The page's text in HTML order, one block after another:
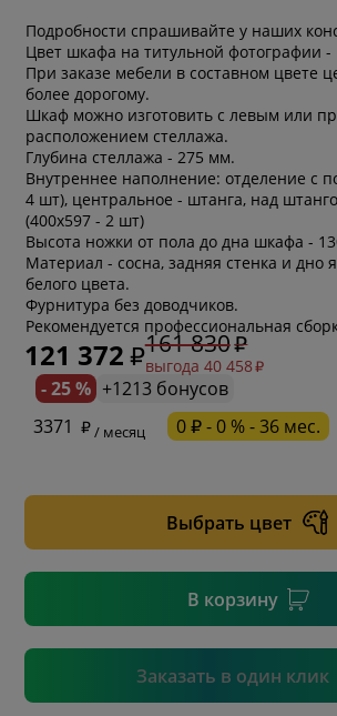
Подробности спрашивайте у наших
Цвет шкафа на титульной фотографии -
При заказе мебели в составном цвете
более дорогому.
Шкаф можно изготовить с левым или
расположением стеллажа.
Глубина стеллажа - 275 мм.
Внутреннее наполнение: отделение с
4 шт), центральное - штанга, над
(400х597 - 2 шт)
Высота ножки от пола до дна шкафа -
Материал - сосна, задняя стенка и дно
белого цвета.
Фурнитура без доводчиков.
Рекомендуется профессиональная
121 372 161 830
выгода 40 458
- 25 % +1213 бонусов
3371
/ месяц 0 ₽ - 0 % - 36 мес.
Выбрать цвет
В корзину
Заказать в один клик
* обязательное поле
Подтвердить